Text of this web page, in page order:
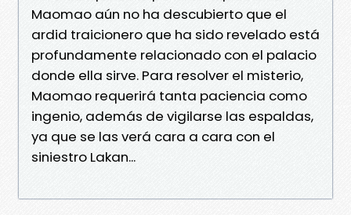
Maomao aún no ha descubierto que el
ardid traicionero que ha sido revelado está
profundamente relacionado con el palacio
donde ella sirve. Para resolver el misterio,
Maomao requerirá tanta paciencia como
ingenio, además de vigilarse las espaldas,
ya que se las verá cara a cara con el
siniestro Lakan...